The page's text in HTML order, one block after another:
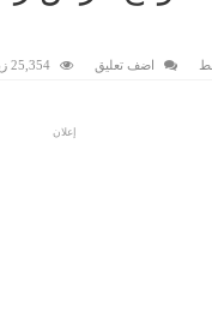
اضف تعليق 25,354 زيارة
إعلان